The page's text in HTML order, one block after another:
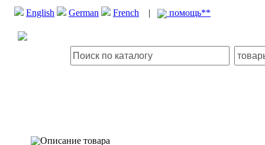
English German French | помощь**
Описание товара